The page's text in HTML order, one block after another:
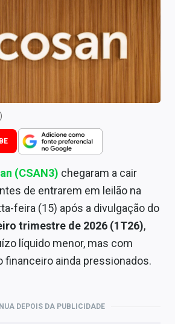
(CSAN3) chegaram a cair
de entrarem em leilão na
feira (15) após a divulgação do
trimestre de 2026 (1T26),
líquido menor, mas com
financeiro ainda pressionados.
DEPOIS DA PUBLICIDADE